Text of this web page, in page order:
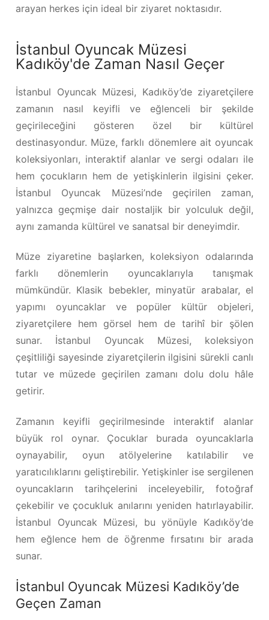
arayan herkes için ideal bir ziyaret noktasıdır.
İstanbul Oyuncak Müzesi
Kadıköy'de Zaman Nasıl Geçer
İstanbul Oyuncak Müzesi, Kadıköy’de ziyaretçilere
zamanın nasıl keyifli ve eğlenceli bir şekilde
geçirileceğini gösteren özel bir kültürel
destinasyondur. Müze, farklı dönemlere ait oyuncak
koleksiyonları, interaktif alanlar ve sergi odaları ile
hem çocukların hem de yetişkinlerin ilgisini çeker.
İstanbul Oyuncak Müzesi’nde geçirilen zaman,
yalnızca geçmişe dair nostaljik bir yolculuk değil,
aynı zamanda kültürel ve sanatsal bir deneyimdir.
Müze ziyaretine başlarken, koleksiyon odalarında
farklı dönemlerin oyuncaklarıyla tanışmak
mümkündür. Klasik bebekler, minyatür arabalar, el
yapımı oyuncaklar ve popüler kültür objeleri,
ziyaretçilere hem görsel hem de tarihî bir şölen
sunar. İstanbul Oyuncak Müzesi, koleksiyon
çeşitliliği sayesinde ziyaretçilerin ilgisini sürekli canlı
tutar ve müzede geçirilen zamanı dolu dolu hâle
getirir.
Zamanın keyifli geçirilmesinde interaktif alanlar
büyük rol oynar. Çocuklar burada oyuncaklarla
oynayabilir, oyun atölyelerine katılabilir ve
yaratıcılıklarını geliştirebilir. Yetişkinler ise sergilenen
oyuncakların tarihçelerini inceleyebilir, fotoğraf
çekebilir ve çocukluk anılarını yeniden hatırlayabilir.
İstanbul Oyuncak Müzesi, bu yönüyle Kadıköy’de
hem eğlence hem de öğrenme fırsatını bir arada
sunar.
İstanbul Oyuncak Müzesi Kadıköy’de
Geçen Zaman